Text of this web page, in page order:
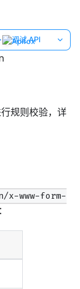
调试 API
规则校验，详
www-form-